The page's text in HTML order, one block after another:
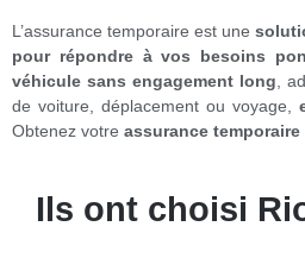
L’assurance temporaire est une
pour répondre à vos besoins
véhicule sans engagement long ,
de voiture, déplacement ou voyage,
Obtenez votre assurance
Ils ont choisi